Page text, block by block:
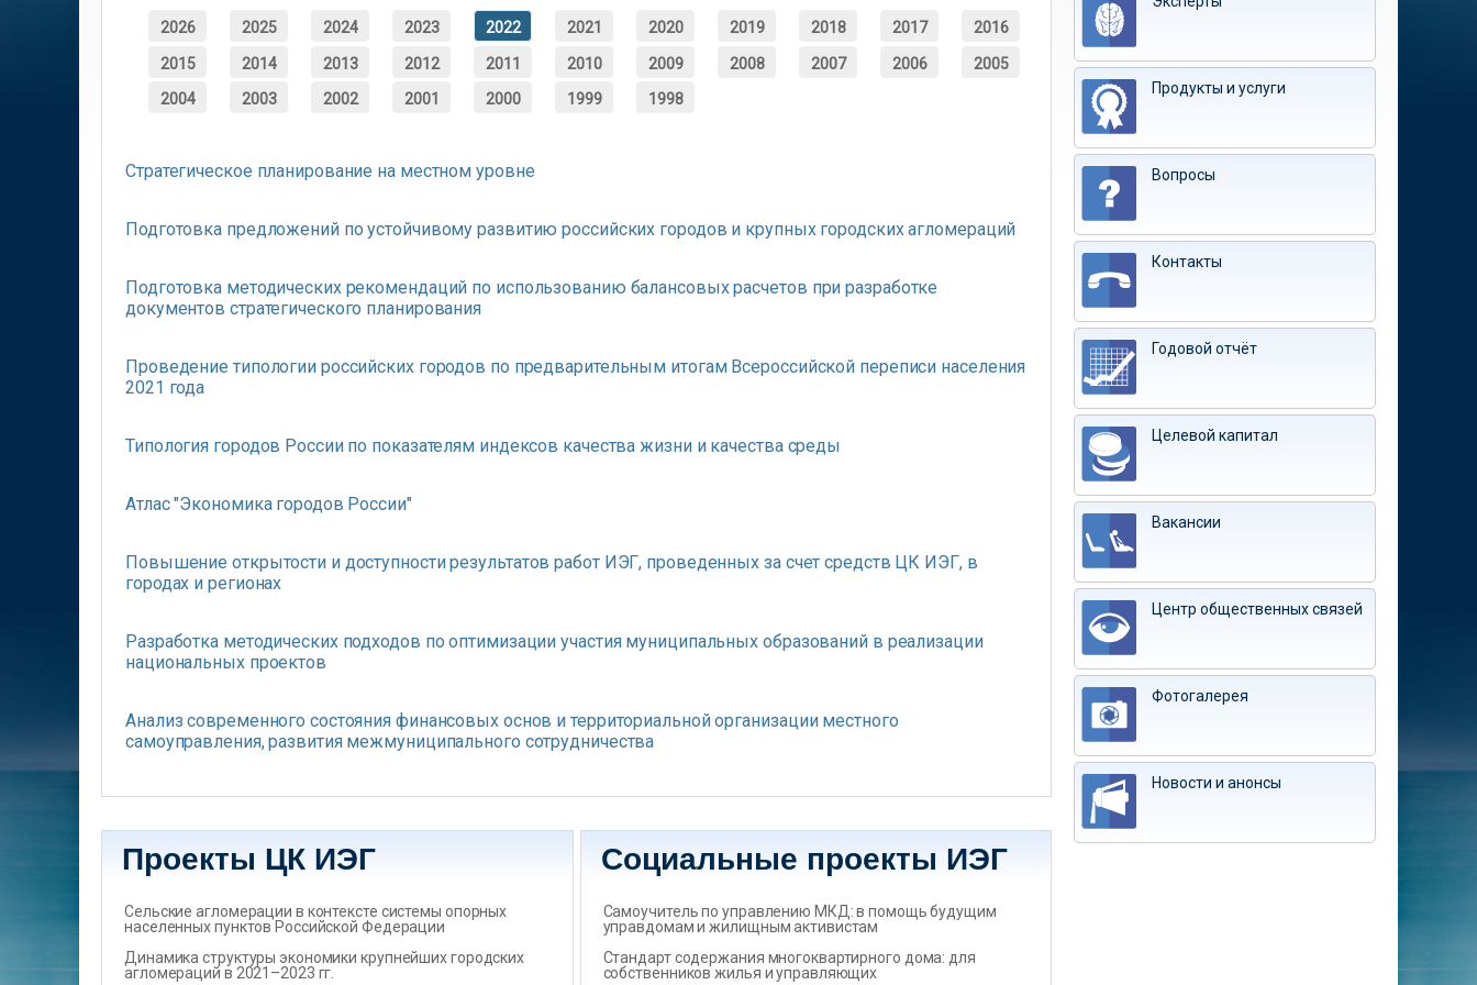
2026 2025 2024 2023 2022 2021 2020 2019 2018 2017 2016
2015 2014 2013 2012 2011 2010 2009 2008 2007 2006 2005
2004 2003 2002 2001 2000 1999 1998
Стратегическое планирование на местном уровне
Подготовка предложений по устойчивому развитию российских городов и крупных городских агломераций
Подготовка методических рекомендаций по использованию балансовых расчетов при разработке
документов стратегического планирования
Проведение типологии российских городов по предварительным итогам Всероссийской переписи населения
2021 года
Типология городов России по показателям индексов качества жизни и качества среды
Атлас "Экономика городов России"
Повышение открытости и доступности результатов работ ИЭГ, проведенных за счет средств ЦК ИЭГ, в
городах и регионах
Разработка методических подходов по оптимизации участия муниципальных образований в реализации
национальных проектов
Анализ современного состояния финансовых основ и территориальной организации местного
самоуправления, развития межмуниципального сотрудничества
Проекты ЦК ИЭГ
Сельские агломерации в контексте системы опорных
населенных пунктов Российской Федерации
Динамика структуры экономики крупнейших городских
агломераций в 2021–2023 гг.
Социальные проекты ИЭГ
Самоучитель по управлению МКД: в помощь будущим
управдомам и жилищным активистам
Стандарт содержания многоквартирного дома: для
собственников жилья и управляющих
Продукты и услуги
Вопросы
Контакты
Годовой отчёт
Целевой капитал
Вакансии
Центр общественных связей
Фотогалерея
Новости и анонсы